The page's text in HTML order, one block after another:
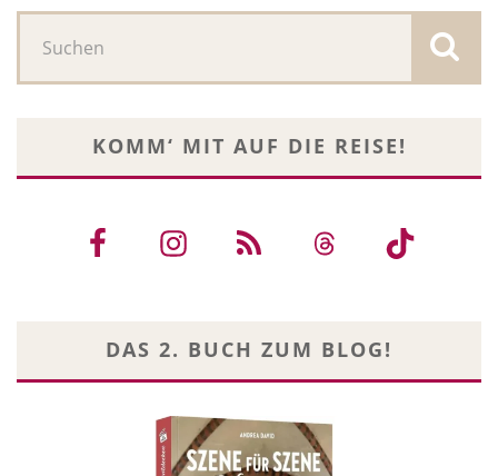
KOMM‘ MIT AUF DIE REISE!
DAS 2. BUCH ZUM BLOG!